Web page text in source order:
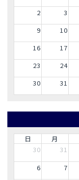
2
3
9
10
16
17
23
24
30
31
日 月
30
31
6
7